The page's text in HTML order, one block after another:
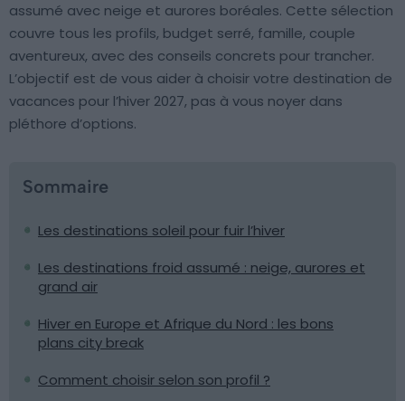
assumé avec neige et aurores boréales. Cette sélection
couvre tous les profils, budget serré, famille, couple
aventureux, avec des conseils concrets pour trancher.
L’objectif est de vous aider à choisir votre destination de
vacances pour l’hiver 2027, pas à vous noyer dans
pléthore d’options.
Sommaire
Les destinations soleil pour fuir l’hiver
Les destinations froid assumé : neige, aurores et
grand air
Hiver en Europe et Afrique du Nord : les bons
plans city break
Comment choisir selon son profil ?